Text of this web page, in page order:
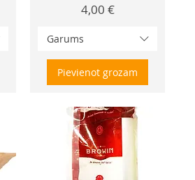
Cena
4,00 €
Garums
Pievienot grozam